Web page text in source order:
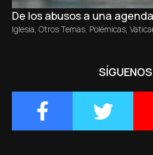
De los abusos a una
Iglesia, Otros Temas, Polémicas,